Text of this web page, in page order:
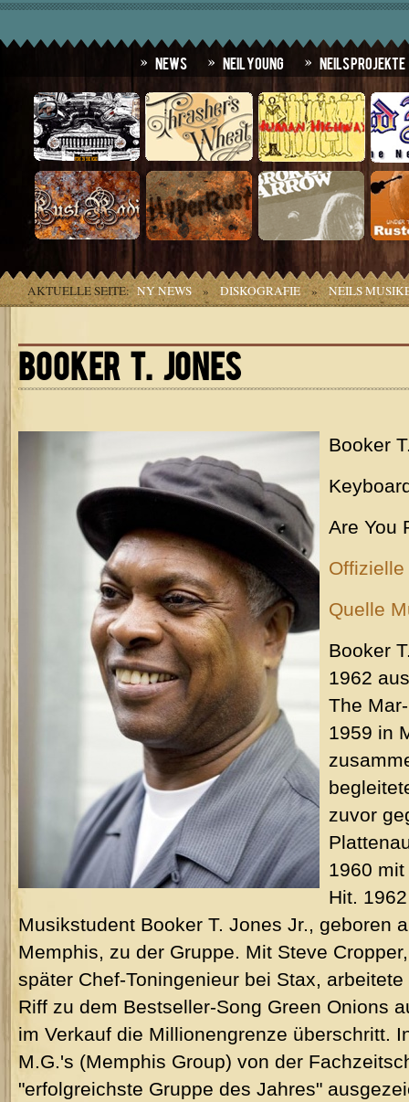
News Neil Young Neils Projekte
AKTUELLE SEITE: NY NEWS » DISKOGRAFIE » NEILS
BOOKER T. JONES
Booker
Are You
Quelle
Booker
1962
The
1959 in
zuvor
1960
Hit.
Musikstudent Booker T. Jones Jr., geboren
Memphis, zu der Gruppe. Mit Steve
später Chef-Toningenieur bei Stax,
Riff zu dem Bestseller-Song Green Onions
im Verkauf die Millionengrenze überschritt.
M.G.'s (Memphis Group) von der
"erfolgreichste Gruppe des Jahres"